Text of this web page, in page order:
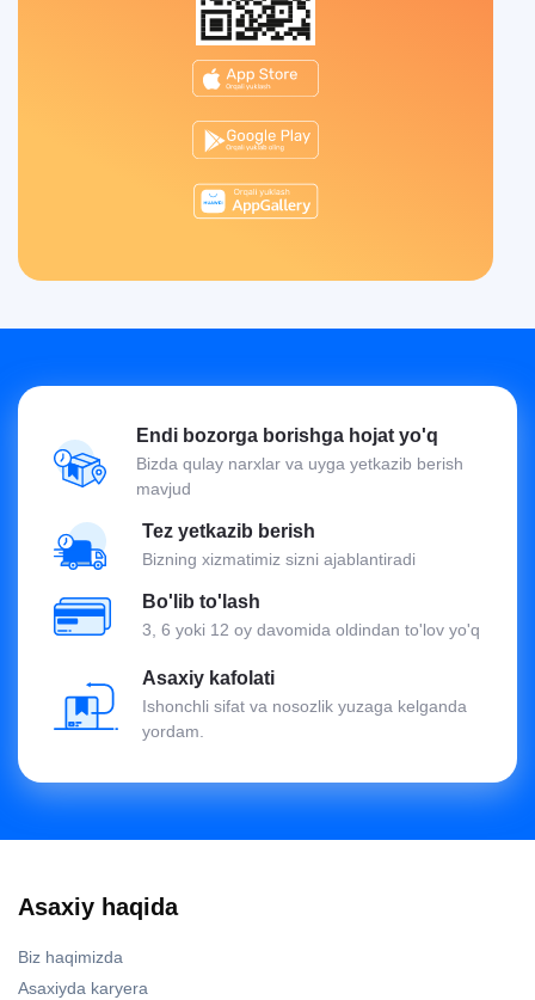
Endi bozorga borishga hojat yo'q
Bizda qulay narxlar va uyga yetkazib berish
mavjud
Tez yetkazib berish
Bizning xizmatimiz sizni ajablantiradi
Bo'lib to'lash
3, 6 yoki 12 oy davomida oldindan to'lov yo'q
Asaxiy kafolati
Ishonchli sifat va nosozlik yuzaga kelganda
yordam.
Asaxiy haqida
Biz haqimizda
Asaxiyda karyera